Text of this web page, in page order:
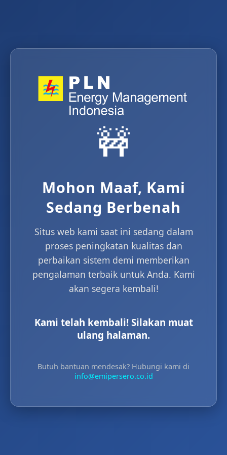
🚧
Mohon Maaf, Kami
Sedang Berbenah
Situs web kami saat ini sedang dalam
proses peningkatan kualitas dan
perbaikan sistem demi memberikan
pengalaman terbaik untuk Anda. Kami
akan segera kembali!
Kami telah kembali! Silakan muat
ulang halaman.
Butuh bantuan mendesak? Hubungi kami di
info@emipersero.co.id